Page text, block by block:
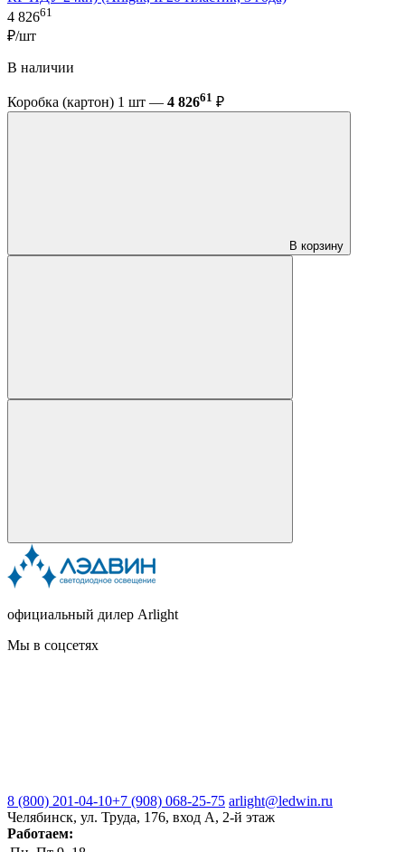
4 82661
₽/шт
В наличии
Коробка (картон) 1 шт — 4 82661 ₽
В корзину
официальный дилер Arlight
Мы в соцсетях
8 (800) 201-04-10+7 (908) 068-25-75 arlight@ledwin.ru
Челябинск, ул. Труда, 176, вход А, 2-й этаж
Работаем: